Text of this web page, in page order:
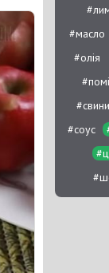
#масло
#олія
#соус